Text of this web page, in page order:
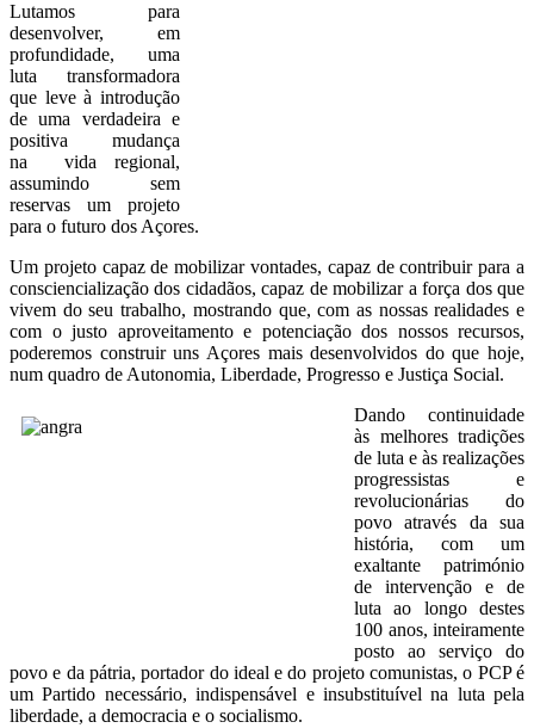
Lutamos para
desenvolver, em
profundidade, uma
luta transformadora
que leve à introdução
de uma verdadeira e
positiva mudança
na vida regional,
assumindo sem
reservas um projeto
para o futuro dos Açores.
Um projeto capaz de mobilizar vontades, capaz de contribuir para a
consciencialização dos cidadãos, capaz de mobilizar a força dos que
vivem do seu trabalho, mostrando que, com as nossas realidades e
com o justo aproveitamento e potenciação dos nossos recursos,
poderemos construir uns Açores mais desenvolvidos do que hoje,
num quadro de Autonomia, Liberdade, Progresso e Justiça Social.
Dando continuidade
às melhores tradições
de luta e às realizações
progressistas e
revolucionárias do
povo através da sua
história, com um
exaltante património
de intervenção e de
luta ao longo destes
100 anos, inteiramente
posto ao serviço do
povo e da pátria, portador do ideal e do projeto comunistas, o PCP é
um Partido necessário, indispensável e insubstituível na luta pela
liberdade, a democracia e o socialismo.